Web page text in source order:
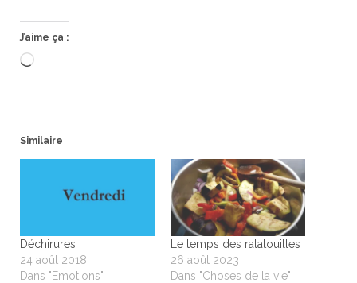
J’aime ça :
Chargement…
Similaire
Déchirures
24 août 2018
Dans "Emotions"
Le temps des ratatouilles
26 août 2023
Dans "Choses de la vie"